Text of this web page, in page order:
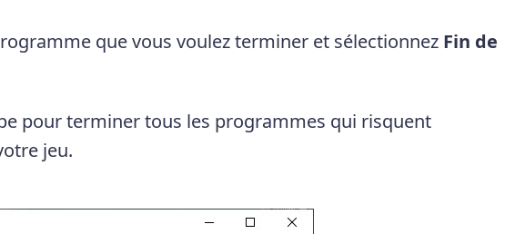
que vous voulez terminer et sélectionnez Fin de
pour terminer tous les programmes qui risquent
jeu.